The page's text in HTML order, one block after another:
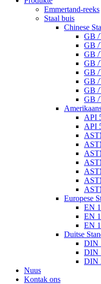
Emmertand-reeks
Staal buis
Chinese
GB /
GB /
GB /
GB /
GB /
GB /
GB /
GB /
API
API
Europese
EN
EN
EN
Duitse
DIN
DIN
DIN
Nuus
Kontak ons